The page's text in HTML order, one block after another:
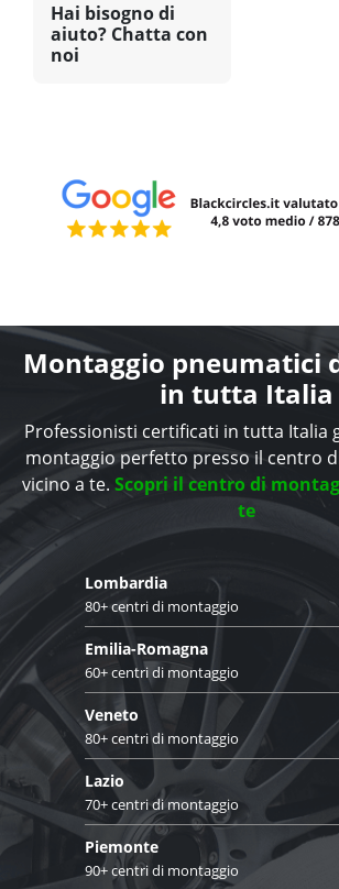
Hai bisogno di
aiuto? Chatta con
noi
Montaggio pneumatici
in tutta Italia
Professionisti certificati in tutta Italia
montaggio perfetto presso il centro
vicino a te. Scopri il centro di
te
Lombardia
80+ centri di montaggio
Emilia-Romagna
60+ centri di montaggio
Veneto
80+ centri di montaggio
Lazio
70+ centri di montaggio
Piemonte
90+ centri di montaggio